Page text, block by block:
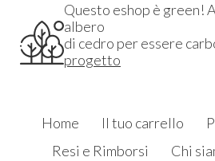
Questo eshop è green!
albero
di cedro per essere
progetto
Home Il tuo carrello
Resi e Rimborsi
Chi